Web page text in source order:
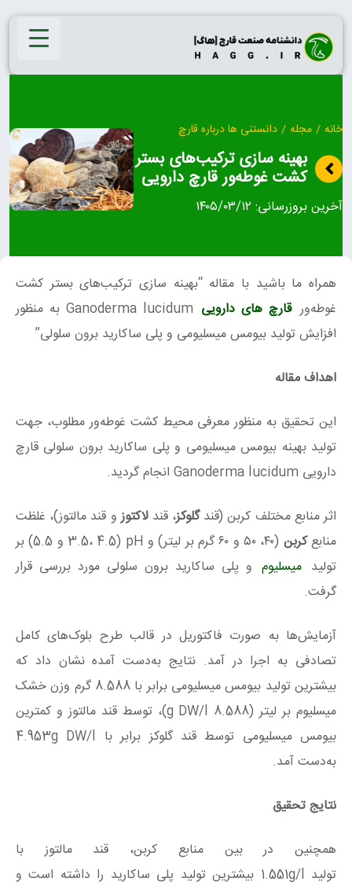
Skip
content
خانه / مجله / دانستنی ها درباره قارچ
بهینه سازی ترکیب‌های بستر
کشت غوطه‌ور قارچ دارویی
آخرین بروزرسانی: ۱۴۰۵/۰۳/۱۲
همراه ما باشید با مقاله “بهینه سازی ترکیب‌های بستر کشت
غوطه‌ور قارچ های دارویی
Ganoderma lucidum به منظور
افزایش تولید بیومس میسلیومی و پلی ساکارید برون سلولی”
اهداف مقاله
این تحقیق به منظور معرفی محیط کشت غوطه‌ور مطلوب، جهت
تولید بهینه بیومس میسلیومی و پلی ساکارید برون سلولی قارچ
دارویی Ganoderma lucidum انجام گردید.
اثر منابع مختلف کربن (قندگلوکز، قندلاکتوزو قند مالتوز)، غلظت
منابعکربن
(۴۰، ۵۰ و ۶۰ گرم بر لیتر) و pH (3.5، 4.5 و 5.5) بر
تولید میسلیوم و پلی ساکارید برون سلولی مورد بررسی قرار
گرفت.
آزمایش‌ها به صورت فاکتوریل در قالب طرح بلوک‌های کامل
تصادفی به اجرا در آمد. نتایج به‌دست آمده نشان داد که
بیشترین تولید بیومس میسلیومی برابر با 8.588 گرم وزن خشک
میسلیوم بر لیتر (8.588 g DW/l)، توسط قند مالتوز و کمترین
بیومس میسلیومی توسط قند گلوکز برابر با 4.953g DW/l
به‌دست آمد.
نتایج تحقیق
همچنین در بین منابع کربن، قند مالتوز با
تولید 1.551g/l بیشترین تولید پلی ساکارید را داشته است و